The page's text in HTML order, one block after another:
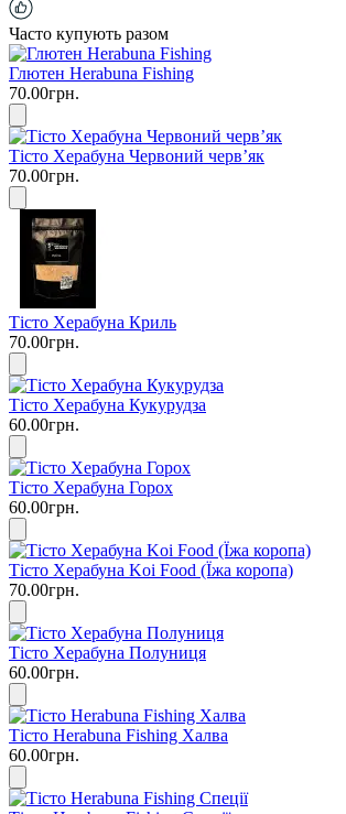
Часто купують разом
Глютен Herabuna Fishing
70.00грн.
Тісто Херабуна Червоний червʼяк
70.00грн.
Тісто Херабуна Криль
70.00грн.
Тісто Херабуна Кукурудза
60.00грн.
Тісто Херабуна Горох
60.00грн.
Тісто Херабуна Koi Food (Їжа коропа)
70.00грн.
Тісто Херабуна Полуниця
60.00грн.
Тісто Herabuna Fishing Халва
60.00грн.